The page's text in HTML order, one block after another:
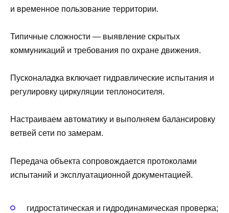
и временное пользование территории.
Типичные сложности — выявление скрытых
коммуникаций и требования по охране движения.
Пусконаладка включает гидравлические испытания и
регулировку циркуляции теплоносителя.
Настраиваем автоматику и выполняем балансировку
ветвей сети по замерам.
Передача объекта сопровождается протоколами
испытаний и эксплуатационной документацией.
гидростатическая и гидродинамическая проверка;